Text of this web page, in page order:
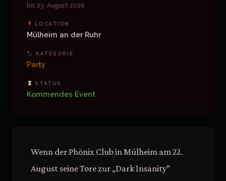
bis 23. August 2026
LOCATION
Mülheim an der Ruhr
🏷 KATEGORIE
Party
STATUS
Kommendes Event
Wenn der Phönix Club in Mülheim am 22.
August seine Tore zur „Dark Insanity“